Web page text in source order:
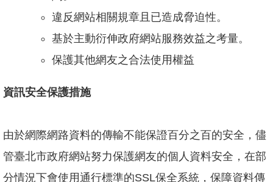
違反網站相關規章且已造成脅迫性。
基於主動衍伸政府網站服務效益之考量。
保護其他網友之合法使用權益
資訊安全保護措施
由於網際網路資料的傳輸不能保證百分之百的安全，儘
管臺北市政府網站努力保護網友的個人資料安全，在部
分情況下會使用通行標準的SSL保全系統，保障資料傳